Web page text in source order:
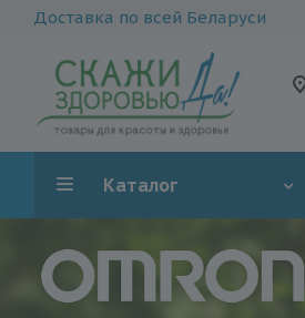
Доставка по всей Беларуси
Каталог